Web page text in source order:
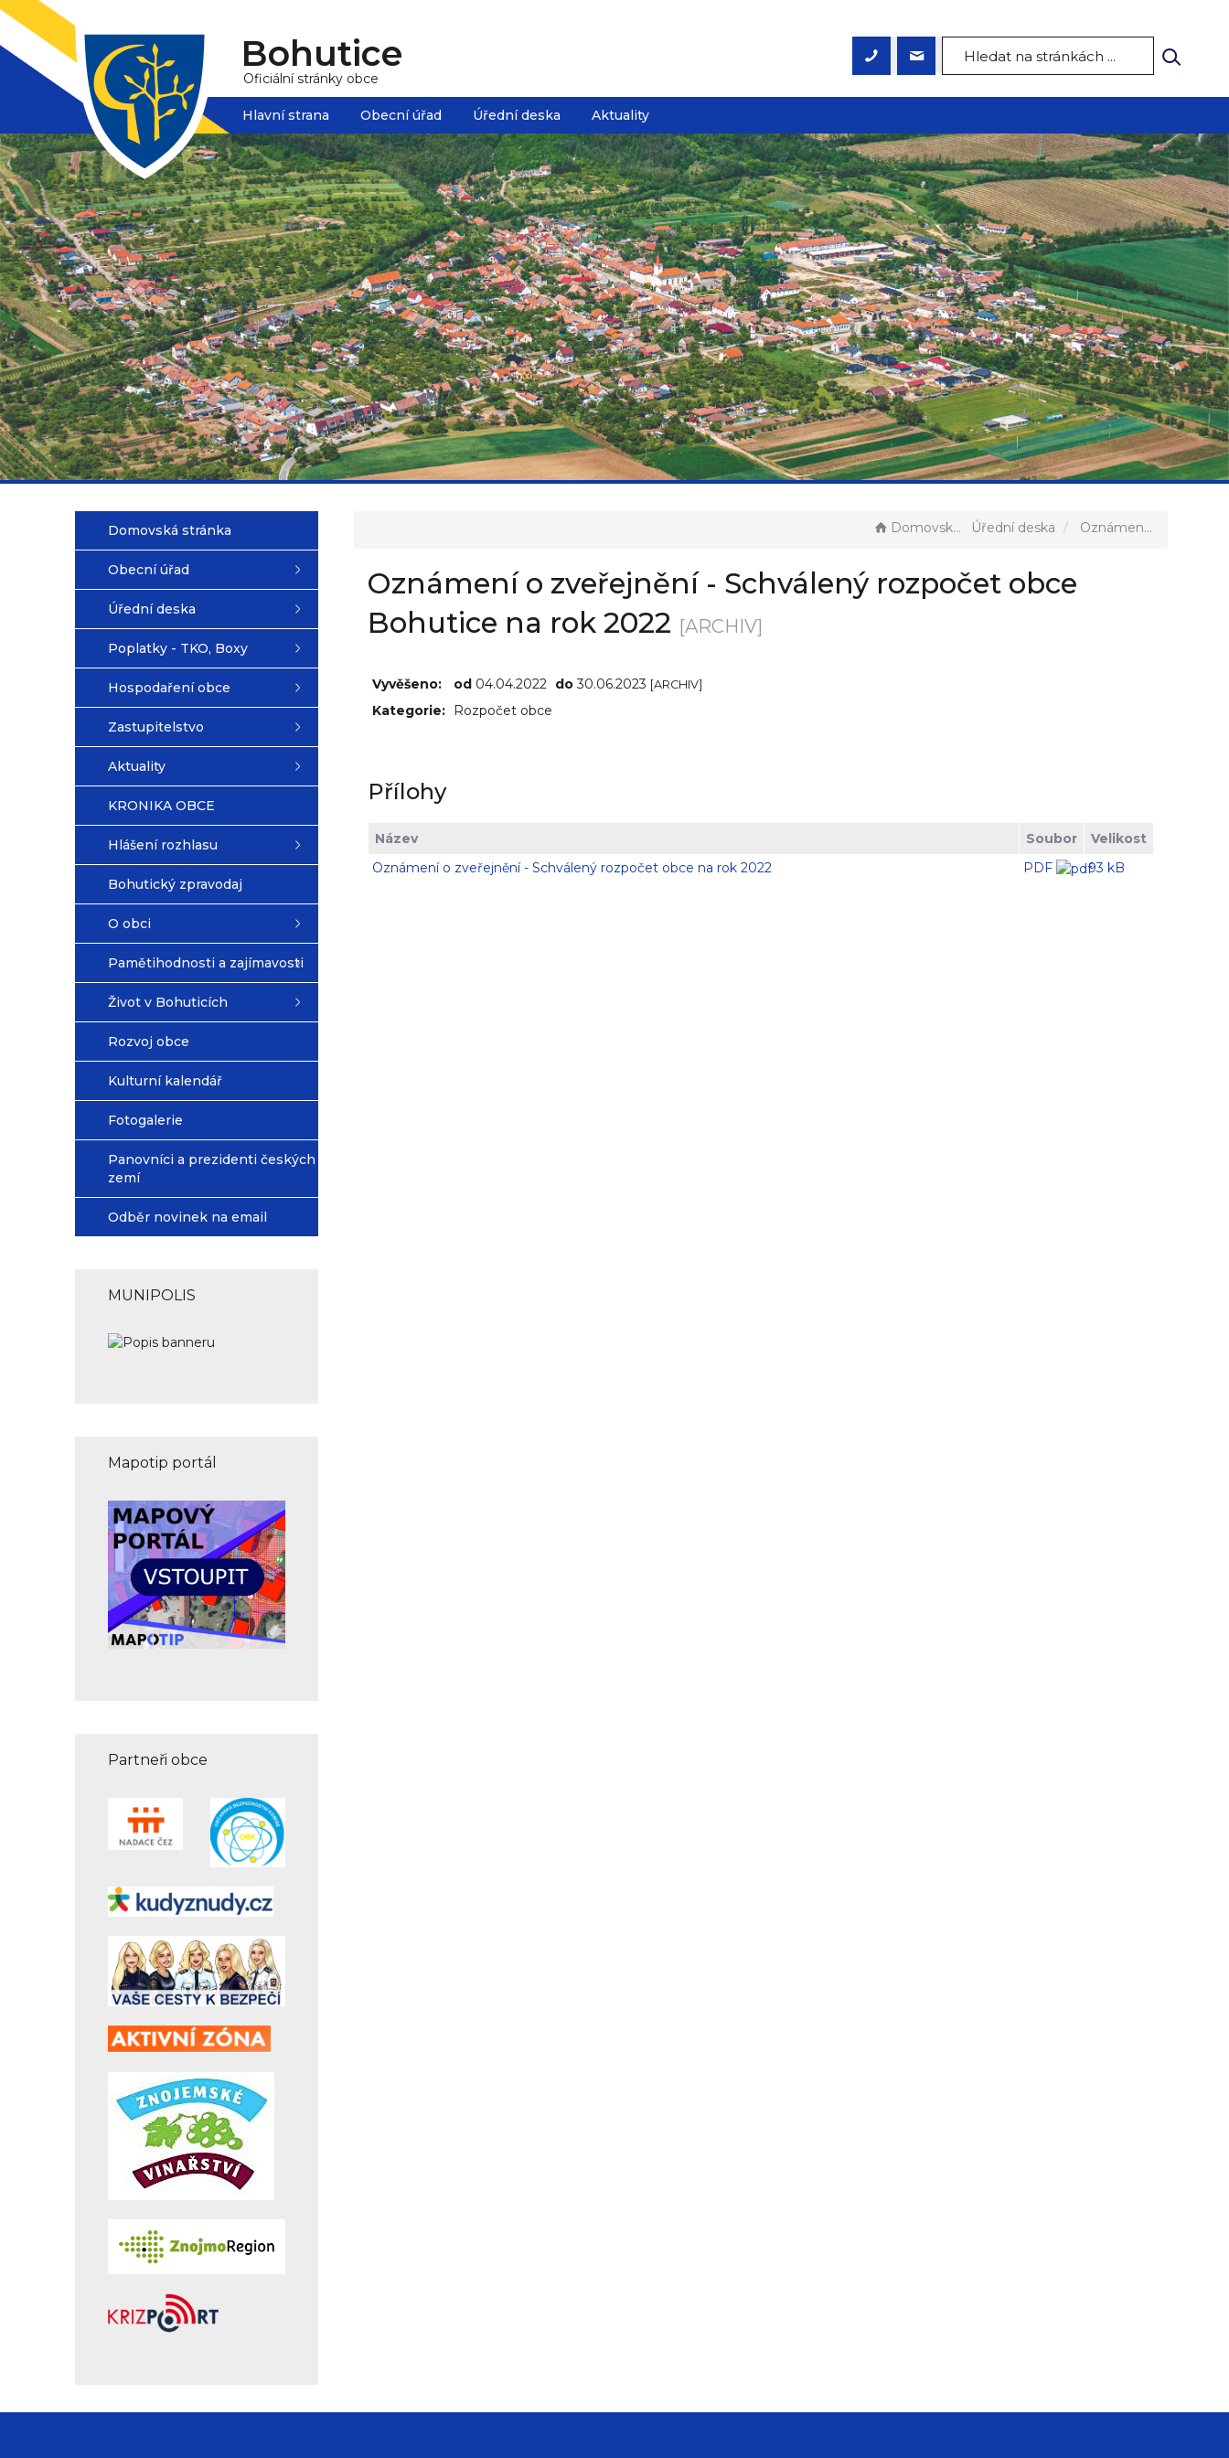
Bohutice
Oficiální stránky obce
Hlavní strana Obecní úřad Úřední deska Aktuality
Domovská stránka
Obecní úřad
Úřední deska
Poplatky - TKO, Boxy
Hospodaření obce
Zastupitelstvo
Aktuality
KRONIKA OBCE
Hlášení rozhlasu
Bohutický zpravodaj
O obci
Pamětihodnosti a zajímavosti
Život v Bohuticích
Rozvoj obce
Kulturní kalendář
Fotogalerie
Panovníci a prezidenti českých
zemí
Odběr novinek na email
MUNIPOLIS
Mapotip portál
Partneři obce
Domovská stránka Úřední deska Oznámení o zveřejnění - Schválený rozpočet obce Bohutice na rok 2022
Oznámení o zveřejnění - Schválený rozpočet obce
Bohutice na rok 2022 [ARCHIV]
Vyvěšeno: od 04.04.2022 do30.06.2023 [ARCHIV]
Kategorie: Rozpočet obce
Přílohy
Název Soubor
Velikost
Oznámení o zveřejnění - Schválený rozpočet obce na rok 2022
PDF 93 kB